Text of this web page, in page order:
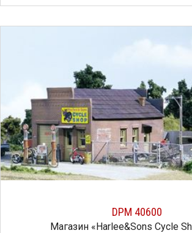
DPM 40600
Магазин «Harlee&Sons Cycle